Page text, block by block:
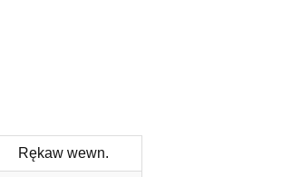
Rękaw wewn.